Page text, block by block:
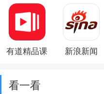
有道精品课 新浪新闻
看一看